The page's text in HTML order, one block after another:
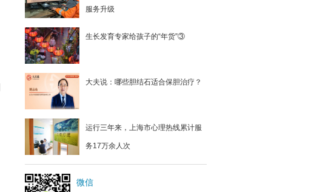
服务升级
生长发育专家给孩子的“年货”③
大夫说：哪些胆结石适合保胆治疗？
运行三年来，上海市心理热线累计服
务17万余人次
微信